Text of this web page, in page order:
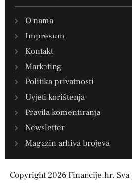
O nama
Impresum
Kontakt
Marketing
Politika privatnosti
Uvjeti korištenja
Pravila komentiranja
Newsletter
Magazin arhiva brojeva
Copyright 2026 Financije.hr. Sva